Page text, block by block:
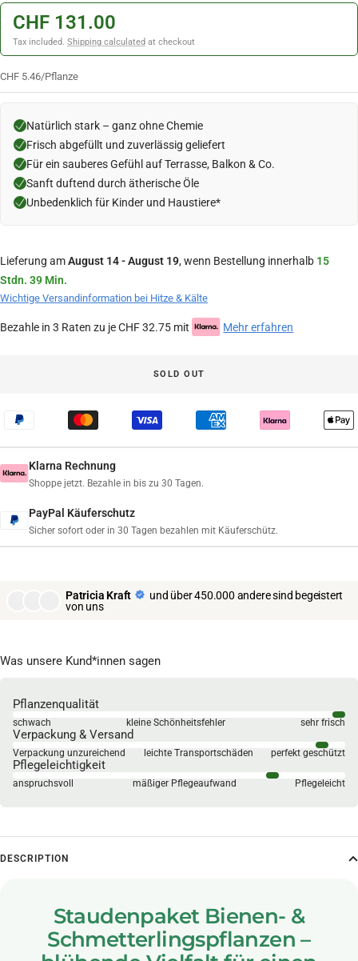
CHF 131.00
Tax included. Shipping calculated at checkout
CHF 5.46/Pflanze
Natürlich stark – ganz ohne Chemie
Frisch abgefüllt und zuverlässig geliefert
Für ein sauberes Gefühl auf Terrasse, Balkon & Co.
Sanft duftend durch ätherische Öle
Unbedenklich für Kinder und Haustiere*
Lieferung amAugust 14 - August 19, wenn Bestellung innerhalb 15
Stdn. 39 Min.
Wichtige Versandinformation bei Hitze & Kälte
Bezahle in 3 Raten zu je CHF 32.75 mit Mehr erfahren
SOLD OUT
Klarna Rechnung
Shoppe jetzt. Bezahle in bis zu 30 Tagen.
PayPal Käuferschutz
Sicher sofort oder in 30 Tagen bezahlen mit Käuferschütz.
Patricia Kraft
und über 450.000 andere sind begeistert
von uns
Was unsere Kund*innen sagen
Pflanzenqualität
schwach kleine Schönheitsfehler sehr frisch
Verpackung & Versand
Verpackung unzureichend leichte Transportschäden perfekt geschützt
Pflegeleichtigkeit
anspruchsvoll mäßiger Pflegeaufwand Pflegeleicht
DESCRIPTION
Staudenpaket Bienen- &
Schmetterlingspflanzen –